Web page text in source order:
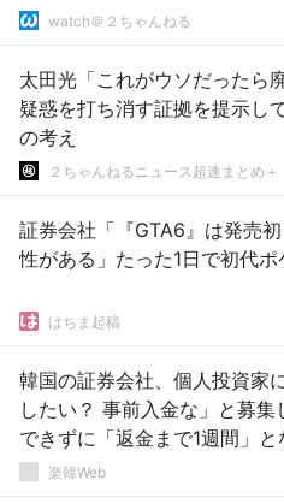
ないのかも」
watch＠２ちゃんねる
太田光「これがウソだったら廃刊レベル
疑惑を打ち消す証拠を提示し
の考え
２ちゃんねるニュース超速まとめ＋
証券会社「『GTA6』は発売
性がある」たった1日で初代
はちま起稿
韓国の証券会社、個人投資家
したい？ 事前入金な」と募
できずに「返金まで1週間」
投資家の3株割当＞韓国全体
楽韓Web